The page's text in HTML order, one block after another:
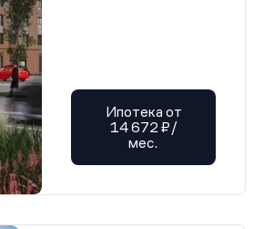
Ипотека от
14 672 ₽/
мес.